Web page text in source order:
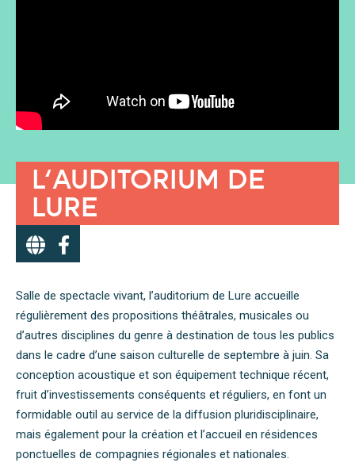
L'AUDITORIUM DE
LURE
Salle de spectacle vivant, l’auditorium de Lure accueille
régulièrement des propositions théâtrales, musicales ou
d’autres disciplines du genre à destination de tous les publics
dans le cadre d’une saison culturelle de septembre à juin. Sa
conception acoustique et son équipement technique récent,
fruit d’investissements conséquents et réguliers, en font un
formidable outil au service de la diffusion pluridisciplinaire,
mais également pour la création et l’accueil en résidences
ponctuelles de compagnies régionales et nationales.